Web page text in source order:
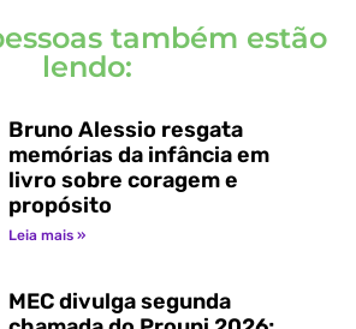
também estão
lendo:
Bruno Alessio resgata
memórias da infância em
livro sobre coragem e
propósito
Leia mais »
MEC divulga segunda